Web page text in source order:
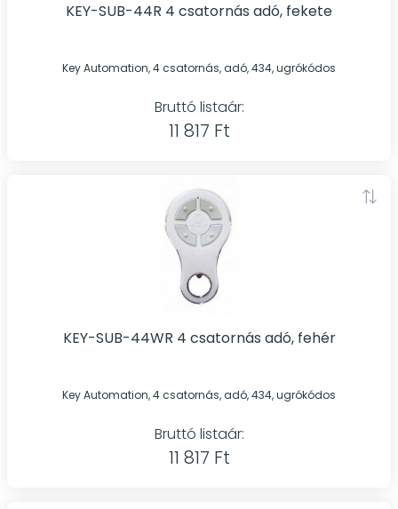
KEY-SUB-44R 4 csatornás adó, fekete
Key Automation, 4 csatornás, adó, 434, ugrókódos
Bruttó listaár:
11 817 Ft
KEY-SUB-44WR 4 csatornás adó, fehér
Key Automation, 4 csatornás, adó, 434, ugrókódos
Bruttó listaár:
11 817 Ft